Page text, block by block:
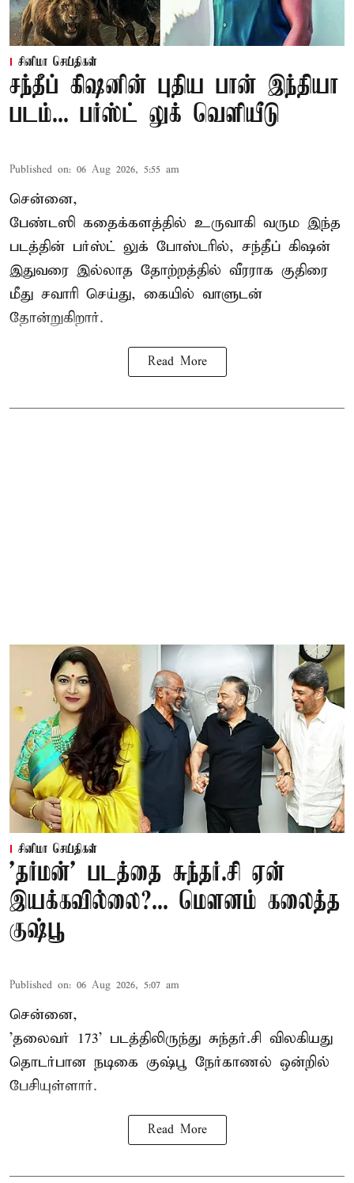
சினிமா செய்திகள்
சந்தீப் கிஷனின் புதிய பான் இந்தியா
படம்... பர்ஸ்ட் லுக் வெளியீடு
Published on: 06 Aug 2026, 5:55 am
சென்னை,
பேண்டஸி கதைக்களத்தில் உருவாகி வரும இந்த
படத்தின் பர்ஸ்ட் லுக் போஸ்டரில், சந்தீப் கிஷன்
இதுவரை இல்லாத தோற்றத்தில் வீரராக குதிரை
மீது சவாரி செய்து, கையில் வாளுடன்
தோன்றுகிறார்.
Read More
சினிமா செய்திகள்
'தர்மன்' படத்தை சுந்தர்.சி ஏன்
இயக்கவில்லை?... மௌனம் கலைத்த
குஷ்பூ
Published on: 06 Aug 2026, 5:07 am
சென்னை,
'தலைவர் 173' படத்திலிருந்து சுந்தர்.சி விலகியது
தொடர்பான நடிகை குஷ்பூ நேர்காணல் ஒன்றில்
பேசியுள்ளார்.
Read More